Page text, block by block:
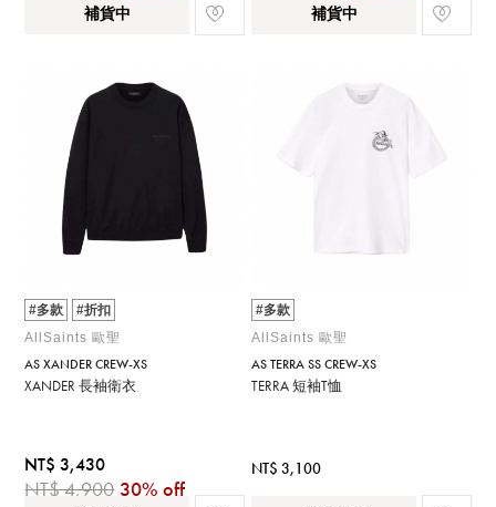
補貨中 補貨中
#多款
#折扣
AllSaints 歐聖
AS XANDER CREW-XS
XANDER 長袖衛衣
NT$ 3,430
NT$ 4,900 30% off
#多款
AllSaints 歐聖
AS TERRA SS CREW-XS
TERRA 短袖T恤
NT$ 3,100